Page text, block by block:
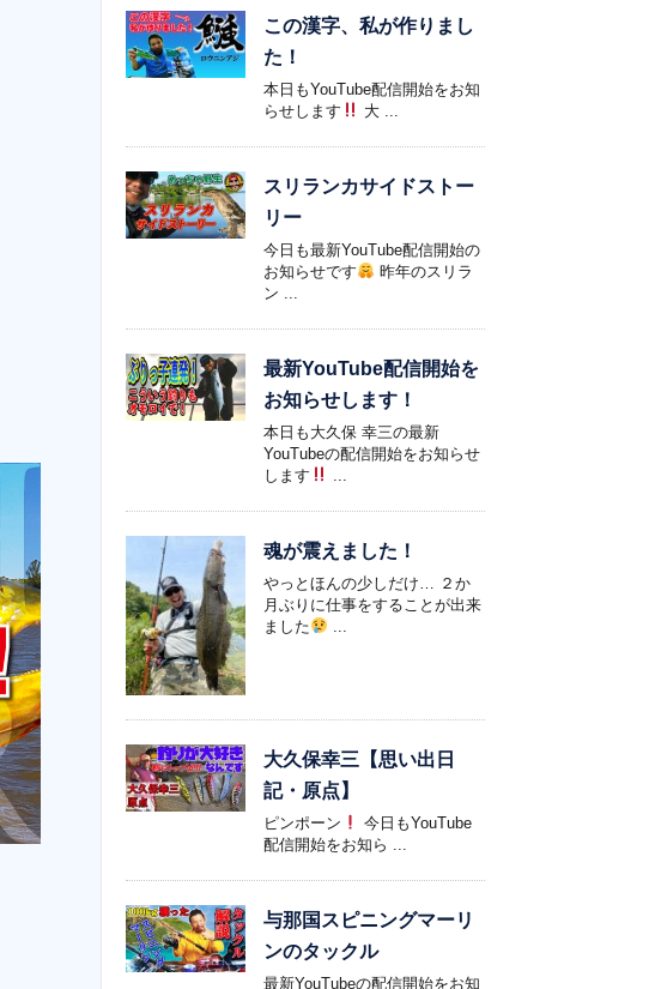
この漢字、私が作りまし
た！
本日もYouTube配信開始をお知
らせします
大 ...
スリランカサイドストー
リー
今日も最新YouTube配信開始の
お知らせです
昨年のスリラ
ン ...
最新YouTube配信開始を
お知らせします！
本日も大久保 幸三の最新
YouTubeの配信開始をお知らせ
します
...
魂が震えました！
やっとほんの少しだけ… ２か
月ぶりに仕事をすることが出来
ました
...
大久保幸三【思い出日
記・原点】
ピンポーン
今日もYouTube
配信開始をお知ら ...
与那国スピニングマーリ
ンのタックル
最新YouTubeの配信開始をお知